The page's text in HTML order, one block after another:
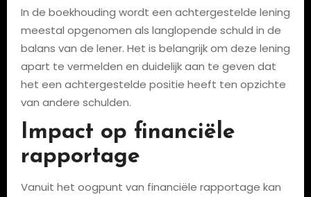
In de boekhouding wordt een achtergestelde lening
meestal opgenomen als langlopende schuld in de
balans van de lener. Het is belangrijk om deze lening
apart te vermelden en duidelijk aan te geven dat
het een achtergestelde positie heeft ten opzichte
van andere schulden.
Impact op financiële
rapportage
Vanuit het oogpunt van financiële rapportage kan